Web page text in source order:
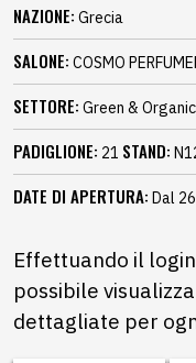
NAZIONE: Grecia
SALONE: COSMO
SETTORE: Green & Organic
PADIGLIONE: 21 STAND:
DATE DI APERTURA: Dal
Effettuando il
possibile
dettagliate per